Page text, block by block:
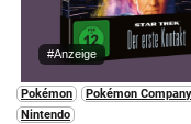
#Anzeige
Pokémon Pokémon Company
Nintendo